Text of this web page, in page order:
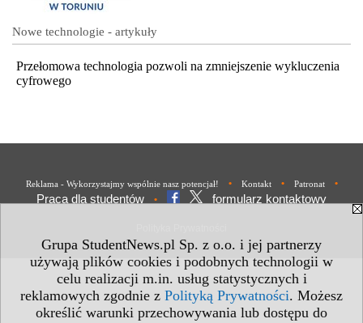
Grupa StudentNews.pl Sp. z o.o. i jej partnerzy
używają plików cookies i podobnych technologii w
celu realizacji m.in. usług statystycznych i
reklamowych zgodnie z Polityką Prywatności. Możesz
określić warunki przechowywania lub dostępu do
Nowe technologie - artykuły
Przełomowa technologia pozwoli na zmniejszenie wykluczenia
cyfrowego
Reklama - Wykorzystajmy wspólnie nasz potencjał! • Kontakt • Patronat •
Praca dla studentów • formularz kontaktowy